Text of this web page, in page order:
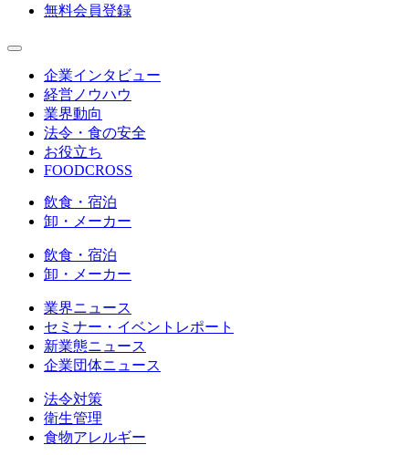
無料会員登録
企業インタビュー
経営ノウハウ
業界動向
法令・食の安全
お役立ち
FOODCROSS
飲食・宿泊
卸・メーカー
飲食・宿泊
卸・メーカー
業界ニュース
セミナー・イベントレポート
新業態ニュース
企業団体ニュース
法令対策
衛生管理
食物アレルギー